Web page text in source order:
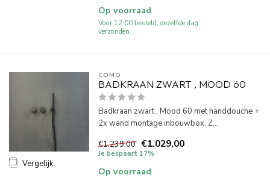
Op voorraad
Voor 12:00 besteld, dezelfde dag
verzonden.
Vergelijk
COMO
BADKRAAN ZWART , MOOD 60
Badkraan zwart , Mood 60 met handdouche +
2x wand montage inbouwbox. Z...
€1.239,00 €1.029,00
Je bespaart 17%
Op voorraad